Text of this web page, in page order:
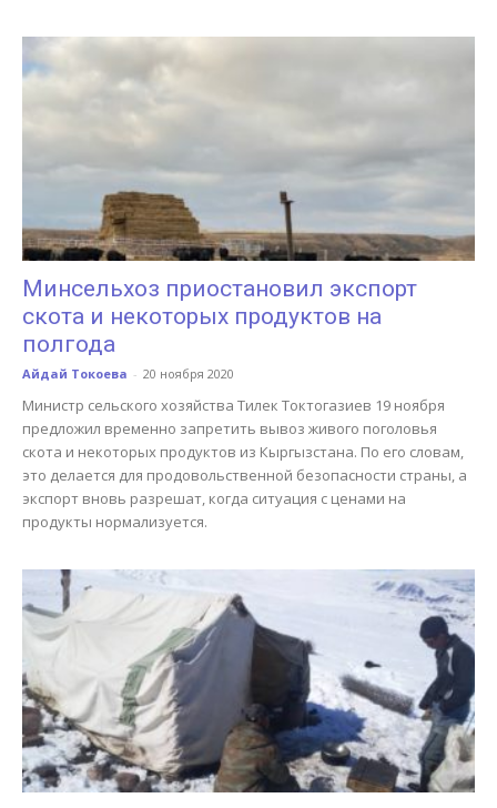
Минсельхоз приостановил экспорт
скота и некоторых продуктов на
полгода
Айдай Токоева - 20 ноября 2020
Министр сельского хозяйства Тилек Токтогазиев 19 ноября
предложил временно запретить вывоз живого поголовья
скота и некоторых продуктов из Кыргызстана. По его словам,
это делается для продовольственной безопасности страны, а
экспорт вновь разрешат, когда ситуация с ценами на
продукты нормализуется.